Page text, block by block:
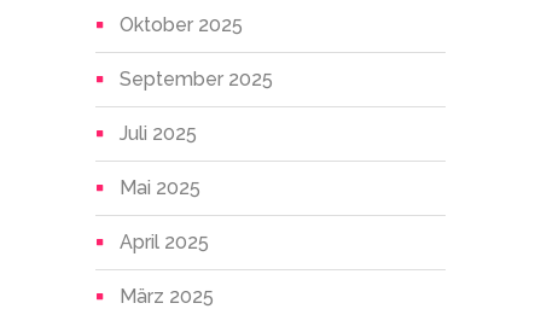
Oktober 2025
September 2025
Juli 2025
Mai 2025
April 2025
März 2025